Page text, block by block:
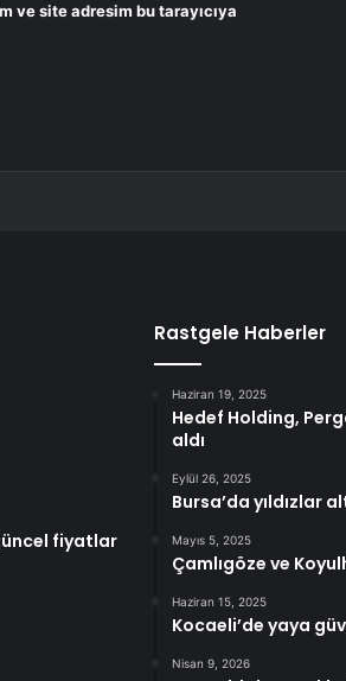
ve site adresim bu tarayıcıya
fiyatlar
Rastgele Haberler
Haziran 19, 2025
Hedef Holding,
aldı
Eylül 26, 2025
Bursa’da yıldızlar
Mayıs 5, 2025
Çamlıgöze ve
Haziran 15, 2025
Kocaeli’de yaya
Nisan 9, 2026